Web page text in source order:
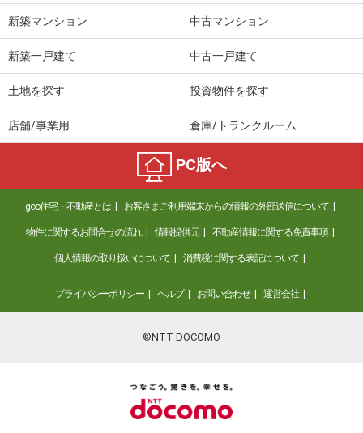
新築マンション 中古マンション
新築一戸建て 中古一戸建て
土地を探す 投資物件を探す
店舗/事業用 倉庫/トランクルーム
PC版へ
goo住宅・不動産とは お客さまご利用端末からの情報の外部送信について
物件に関するお問合せの流れ 情報提供元 不動産情報に関する免責事項
個人情報の取り扱いについて 消費税に関する表記について
プライバシーポリシー ヘルプ お問い合わせ 運営会社
©NTT DOCOMO